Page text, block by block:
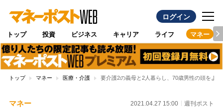
ログイン
トップ 投資 ビジネス キャリア ライフ マネー
トップ マネー 医療・介護 要介護2の義母と2人暮らし、70歳男性の頭をよ
マネー 2021.04.27 15:00 週刊ポスト